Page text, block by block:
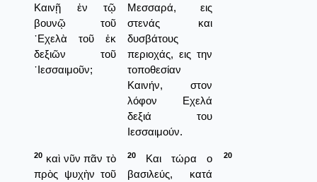
Καινῇ ἐν τῷ
βουνῷ τοῦ
᾿Εχελὰ τοῦ ἐκ
δεξιῶν τοῦ
᾿Ιεσσαιμοῦν;
Μεσσαρά, εις
στενάς και
δυσβάτους
περιοχάς, εις την
τοποθεσίαν
Καινήν, στον
λόφον Εχελά
δεξιά του
Ιεσσαιμούν.
20 καὶ νῦν πᾶν τὸ
πρὸς ψυχὴν τοῦ
20
Και τώρα ο
βασιλεύς, κατά
20